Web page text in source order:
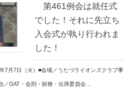
第461例会は就任式
でした！それに先立ち
入会式が執り行われま
した！
7月7日（火）■会場／うたづライオンズクラブ事
／GAT・会則・財務・出席委員会…